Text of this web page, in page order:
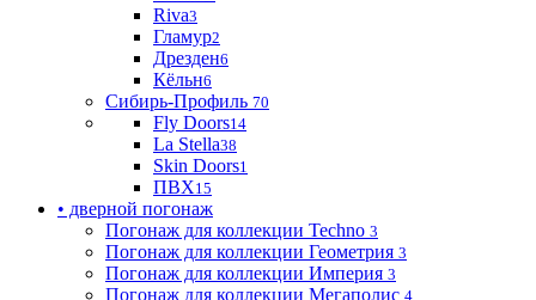
Riva3
Гламур2
Дрезден6
Кёльн6
Сибирь-Профиль 70
Fly Doors14
La Stella38
Skin Doors1
ПВХ15
• дверной погонаж
Погонаж для коллекции Techno 3
Погонаж для коллекции Геометрия 3
Погонаж для коллекции Империя 3
Погонаж для коллекции Мегаполис 4